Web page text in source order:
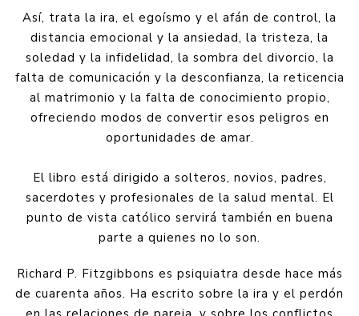
Así, trata la ira, el egoísmo y el afán de control, la
distancia emocional y la ansiedad, la tristeza, la
soledad y la infidelidad, la sombra del divorcio, la
falta de comunicación y la desconfianza, la reticencia
al matrimonio y la falta de conocimiento propio,
ofreciendo modos de convertir esos peligros en
oportunidades de amar.
El libro está dirigido a solteros, novios, padres,
sacerdotes y profesionales de la salud mental. El
punto de vista católico servirá también en buena
parte a quienes no lo son.
Richard P. Fitzgibbons es psiquiatra desde hace más
de cuarenta años. Ha escrito sobre la ira y el perdón